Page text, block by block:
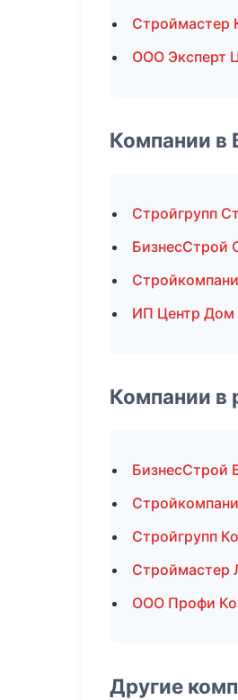
Строймастер
ООО Эксперт
Компании в
Стройгрупп
БизнесСтрой
ИП Центр Дом
Компании в
БизнесСтрой
Стройгрупп
Строймастер
ООО Профи
Другие